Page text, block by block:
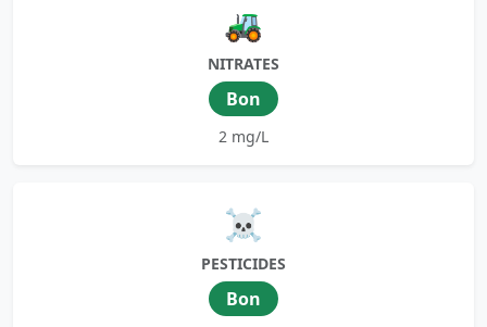
🚜
NITRATES
Bon
2 mg/L
☠️
PESTICIDES
Bon